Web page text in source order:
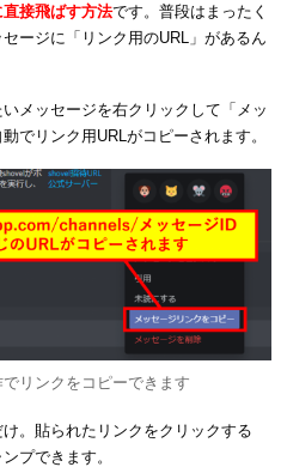
接飛ばす方法です。普段はまったく
ージに「リンク用のURL」があるん
メッセージを右クリックして「メッ
でリンク用URLがコピーされます。
リンクをコピーできます
。貼られたリンクをクリックする
プできます。